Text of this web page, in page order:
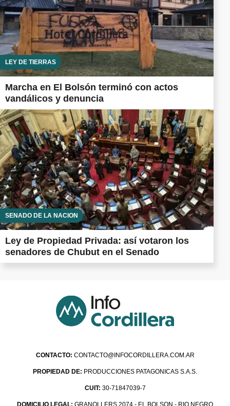
LEY DE TIERRAS
Marcha en El Bolsón terminó con actos
vandálicos y denuncia
SENADO DE LA NACIÓN
Ley de Propiedad Privada: así votaron los
senadores de Chubut en el Senado
CONTACTO: CONTACTO@INFOCORDILLERA.COM.AR
PROPIEDAD DE: PRODUCCIONES PATAGONICAS S.A.S.
CUIT: 30-71847039-7
DOMICILIO LEGAL: GRANOLLERS 2074 - EL BOLSON - RIO NEGRO